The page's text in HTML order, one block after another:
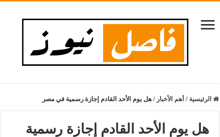
الرئيسية / أهم الأخبار / هل يوم الأحد القادم إجازة رسمية في مصر
هل يوم الأحد القادم إجازة رسمية